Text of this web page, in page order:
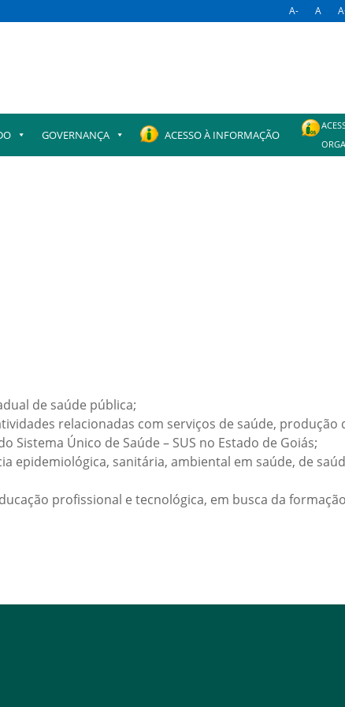
A- A
GOVERNANÇA ACESSO À INFORMAÇÃO
de saúde pública;
relacionadas com serviços de saúde,
Sistema Único de Saúde – SUS no Estado de Goiás;
epidemiológica, sanitária, ambiental em saúde, de
profissional e tecnológica, em busca da